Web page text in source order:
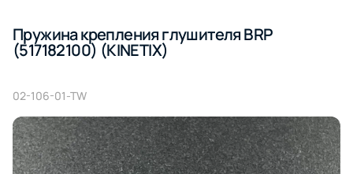
Пружина крепления глушителя BRP
(517182100) (KINETIX)
02-106-01-TW